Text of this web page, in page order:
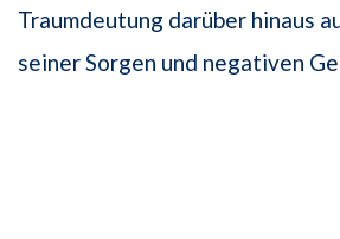
Traumdeutung darüber hinaus
seiner Sorgen und negativen